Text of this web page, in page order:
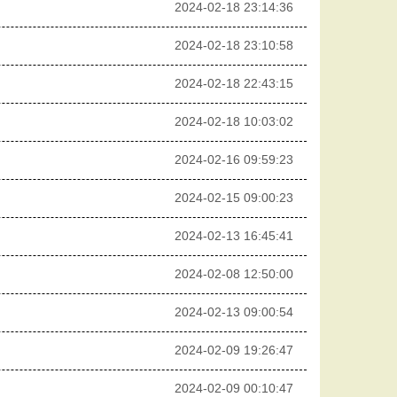
2024-02-18 23:14:36
2024-02-18 23:10:58
2024-02-18 22:43:15
2024-02-18 10:03:02
2024-02-16 09:59:23
2024-02-15 09:00:23
2024-02-13 16:45:41
2024-02-08 12:50:00
2024-02-13 09:00:54
2024-02-09 19:26:47
2024-02-09 00:10:47